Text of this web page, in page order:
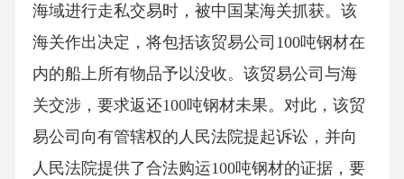
海域进行走私交易时，被中国某海关抓获。该
海关作出决定，将包括该贸易公司100吨钢材在
内的船上所有物品予以没收。该贸易公司与海
关交涉，要求返还100吨钢材未果。对此，该贸
易公司向有管辖权的人民法院提起诉讼，并向
人民法院提供了合法购运100吨钢材的证据，要